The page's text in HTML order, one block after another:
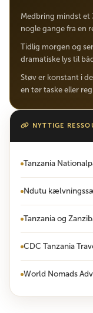
Medbring mindst et
nogle gange fra en
Tidlig morgen og
dramatiske lys til
Støv er konstant i
en tør taske eller
NYTTIGE
Tanzania
Ndutu
Tanzania og
CDC Tanzania
World Nomads